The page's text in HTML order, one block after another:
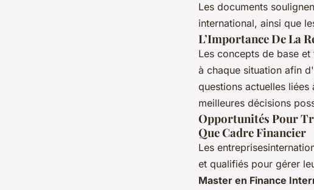
Les documents
international, ainsi que
L’Importance De La
Les concepts de base
à chaque situation afin
questions actuelles
meilleures décisions
Opportunités Pour
Que Cadre Financier
Les
et qualifiés pour gérer
Master en Finance